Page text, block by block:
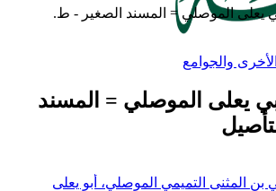
يعلى الموصلي = المسند الصغير - ط.
يعلى الموصلي = المسند
بن المثنى التميمي الموصلي، أبو يعلى